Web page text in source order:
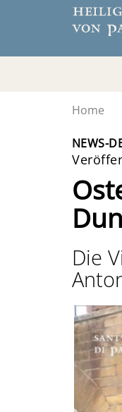
Home
NEWS-
Die